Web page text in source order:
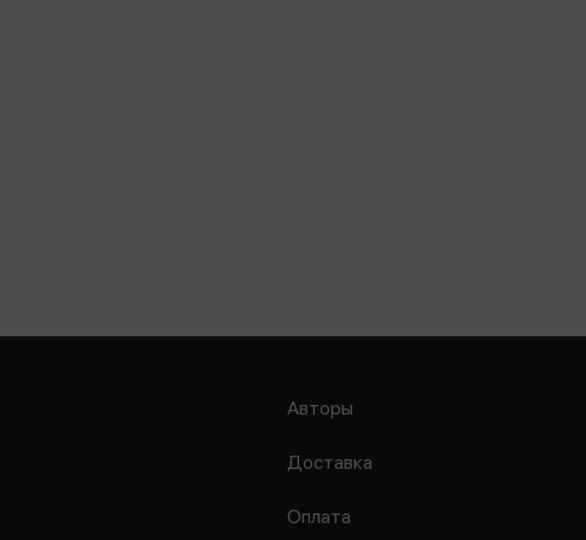
Авторы
Доставка
Оплата